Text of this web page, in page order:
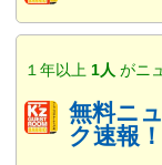
１年以上 1人 がニ
無料ニ
ク速報